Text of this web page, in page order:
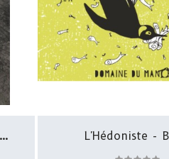
L'Hédoniste -